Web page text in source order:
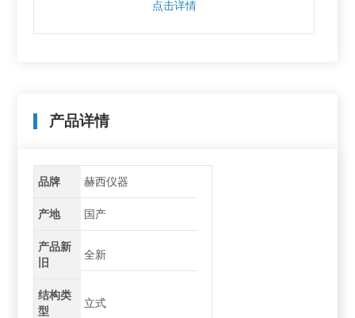
点击详情
产品详情
品牌 赫西仪器
产地 国产
产品新
旧
全新
结构类
型
立式